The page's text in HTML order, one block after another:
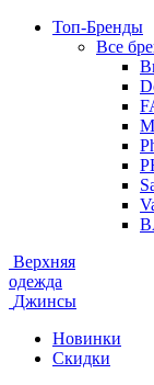
Топ-Бренды
Все
Верхняя
одежда
Джинсы
Новинки
Скидки